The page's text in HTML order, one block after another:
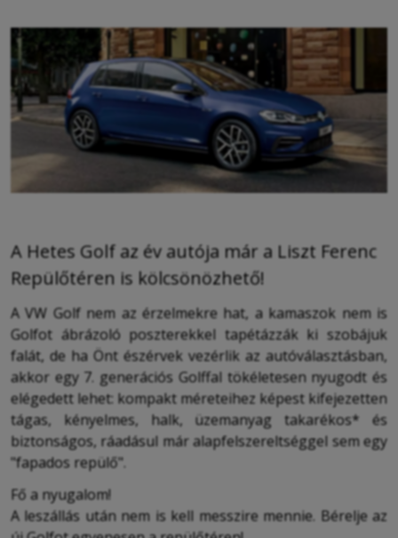
A Hetes Golf az év autója már a Liszt Ferenc
Repülőtéren is kölcsönözhető!
A VW Golf nem az érzelmekre hat, a kamaszok nem is
Golfot ábrázoló poszterekkel tapétázzák ki szobájuk
falát, de ha Önt észérvek vezérlik az autóválasztásban,
akkor egy 7. generációs Golffal tökéletesen nyugodt és
elégedett lehet: kompakt méreteihez képest kifejezetten
tágas, kényelmes, halk, üzemanyag takarékos* és
biztonságos, ráadásul már alapfelszereltséggel sem egy
"fapados repülő".
Fő a nyugalom!
A leszállás után nem is kell messzire mennie. Bérelje az